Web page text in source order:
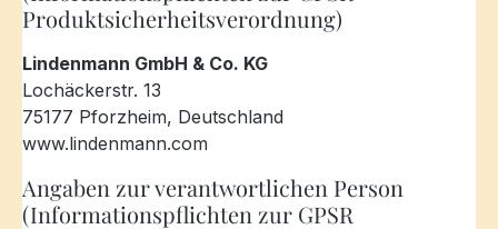
Produktsicherheitsverordnung)
Lindenmann GmbH & Co. KG
Lochäckerstr. 13
75177 Pforzheim, Deutschland
www.lindenmann.com
Angaben zur verantwortlichen Person
(Informationspflichten zur GPSR